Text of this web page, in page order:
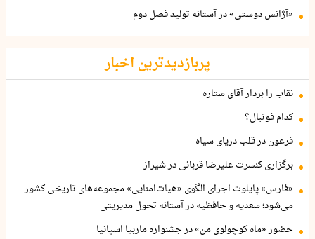
«آژانس دوستی» در آستانه تولید فصل دوم
پربازدیدترین اخبار
نقاب را بردار آقای ستاره
کدام فوتبال؟
فرعون در قلب دریای سیاه
برگزاری کنسرت علیرضا قربانی در شیراز
«فارس» پایلوت اجرای الگوی «هیات‌امنایی» مجموعه‌های تاریخی کشور
می‌شود؛ سعدیه و حافظیه در آستانه تحول مدیریتی
حضور «ماه کوچولوی من» در جشنواره ماربیا اسپانیا